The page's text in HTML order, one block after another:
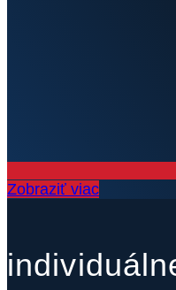
Zobraziť viac